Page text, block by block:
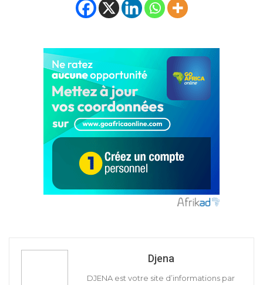
Djena
DJENA est votre site d’informations par